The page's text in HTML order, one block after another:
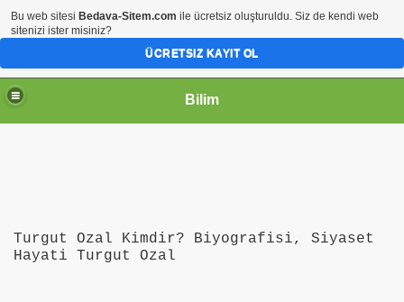
Bilim
Turgut Ozal Kimdir? Biyografisi, Siyaset
Hayati Turgut Ozal
Bu web sitesi Bedava-Sitem.com ile ücretsiz oluşturuldu. Siz de kendi web
sitenizi ister misiniz?
ÜCRETSIZ KAYIT OL